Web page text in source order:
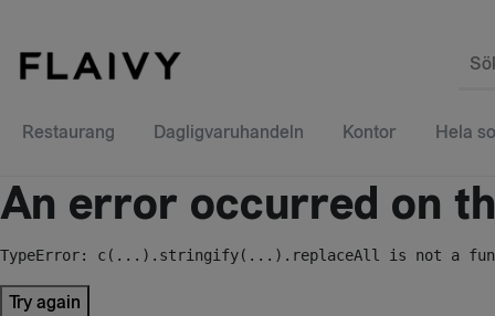
Restaurang Dagligvaruhandeln Kontor Hela
An error occurred on
TypeError: c(...).stringify(...).replaceAll is not a
Try again